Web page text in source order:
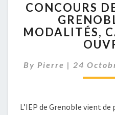
CONCOURS
MODALITÉS,
By Pierre | 24
L’IEP de Grenoble vient